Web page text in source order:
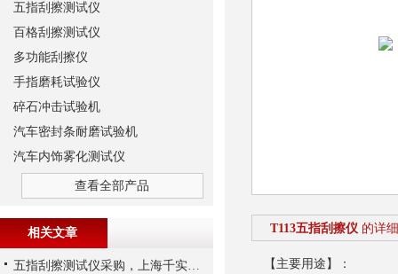
T113五指刮擦仪 的详
【主要用途】：
五指刮擦测试仪
百格刮擦测试仪
多功能刮擦仪
手指磨耗试验仪
碎石冲击试验机
汽车密封条耐磨试验机
汽车内饰雾化测试仪
查看全部产品
相关文章
五指刮擦测试仪采购，上海千实可以给个参考